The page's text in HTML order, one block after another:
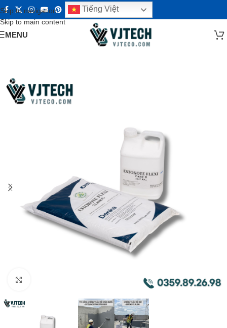
Skip to navigation
Skip to main content
Tiếng Việt
MENU